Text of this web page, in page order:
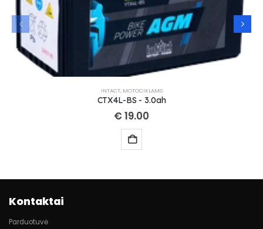
INTACT, MOTOCIKLAMS
CTX4L-BS - 3.0ah
€ 19.00
Kontaktai
Parduotuvė